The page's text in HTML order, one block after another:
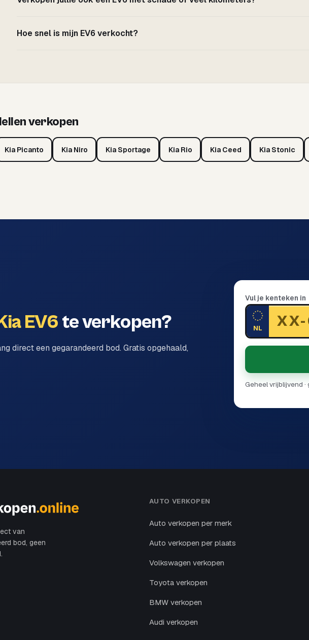
Hoe snel is mijn EV6 verkocht?
verkopen
Kia Picanto Kia Niro Kia Sportage Kia Rio Kia Ceed Kia Stonic
EV6 te verkopen?
direct een gegarandeerd bod. Gratis opgehaald,
Vul je kenteken in
NL
Geheel vrijblijvend
van
bod, geen
AUTO VERKOPEN
Auto verkopen per merk
Auto verkopen per plaats
Volkswagen verkopen
Toyota verkopen
BMW verkopen
Audi verkopen